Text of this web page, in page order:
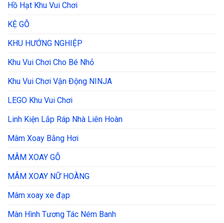
Hồ Hạt Khu Vui Chơi
KỆ GỖ
KHU HƯỚNG NGHIỆP
Khu Vui Chơi Cho Bé Nhỏ
Khu Vui Chơi Vận Động NINJA
LEGO Khu Vui Chơi
Linh Kiện Lắp Ráp Nhà Liên Hoàn
Mâm Xoay Bằng Hơi
MÂM XOAY GỖ
MÂM XOAY NỮ HOÀNG
Mâm xoay xe đạp
Màn Hình Tương Tác Ném Banh